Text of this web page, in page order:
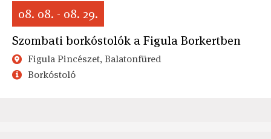
08. 08. - 08. 29.
Szombati borkóstolók a Figula Borkertben
Figula Pincészet, Balatonfüred
Borkóstoló